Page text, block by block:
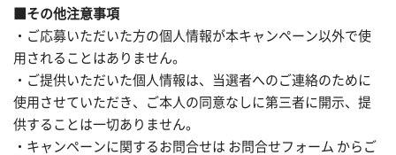
■その他注意事項
・ご応募いただいた方の個人情報が本キャンペーン以外で使
用されることはありません。
・ご提供いただいた個人情報は、当選者へのご連絡のために
使用させていただき、ご本人の同意なしに第三者に開示、提
供することは一切ありません。
・キャンペーンに関するお問合せは お問合せフォーム からご